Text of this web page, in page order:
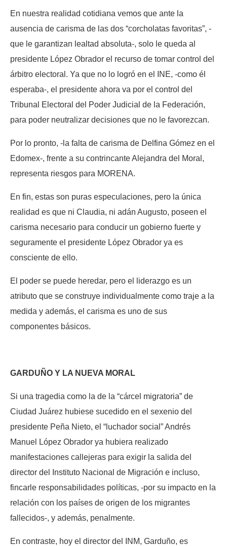
En nuestra realidad cotidiana vemos que ante la
ausencia de carisma de las dos “corcholatas favoritas”, -
que le garantizan lealtad absoluta-, solo le queda al
presidente López Obrador el recurso de tomar control del
árbitro electoral. Ya que no lo logró en el INE, -como él
esperaba-, el presidente ahora va por el control del
Tribunal Electoral del Poder Judicial de la Federación,
para poder neutralizar decisiones que no le favorezcan.
Por lo pronto, -la falta de carisma de Delfina Gómez en el
Edomex-, frente a su contrincante Alejandra del Moral,
representa riesgos para MORENA.
En fin, estas son puras especulaciones, pero la única
realidad es que ni Claudia, ni adán Augusto, poseen el
carisma necesario para conducir un gobierno fuerte y
seguramente el presidente López Obrador ya es
consciente de ello.
El poder se puede heredar, pero el liderazgo es un
atributo que se construye individualmente como traje a la
medida y además, el carisma es uno de sus
componentes básicos.
GARDUÑO Y LA NUEVA MORAL
Si una tragedia como la de la “cárcel migratoria” de
Ciudad Juárez hubiese sucedido en el sexenio del
presidente Peña Nieto, el “luchador social” Andrés
Manuel López Obrador ya hubiera realizado
manifestaciones callejeras para exigir la salida del
director del Instituto Nacional de Migración e incluso,
fincarle responsabilidades políticas, -por su impacto en la
relación con los países de origen de los migrantes
fallecidos-, y además, penalmente.
En contraste, hoy el director del INM, Garduño, es